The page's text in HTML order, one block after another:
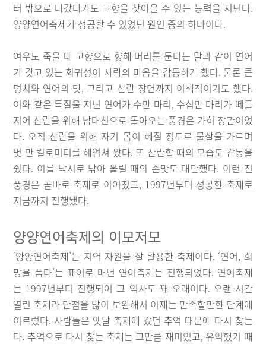
터 밖으로 나갔다가도 고향을 찾아올 수 있는 능력을 지닌다.
양양연어축제가 성공할 수 있었던 원인 중의 하나이다.
여우도 죽을 때 고향으로 향해 머리를 둔다는 말과 같이 연어
가 갖고 있는 회귀성이 사람의 마음을 감동하게 했다. 물론 큰
덩치와 연어의 맛, 그리고 산란 장면까지 이색적이기도 했다.
이와 같은 특질을 지닌 연어가 수만 마리, 수십만 마리가 떼를
지어 산란을 위해 남대천으로 돌아오는 풍경은 가히 장관이었
다. 오직 산란을 위해 자기 몸이 헤질 정도로 물살을 가르며
몇 만 킬로미터를 헤엄쳐 왔다. 또 산란할 때의 모습도 감동을
줬다. 이를 낚시로 낚아 올릴 때의 손맛도 대단했다. 이런 진
풍경은 곧바로 축제로 이어졌고, 1997년부터 성공한 축제로
지금까지 진행됐다.
양양연어축제의 이모저모
‘양양연어축제’는 지역 자원을 잘 활용한 축제이다. ‘연어, 희
망을 품다’는 표어로 매년 연어축제는 진행되었다. 연어축제
는 1997년부터 진행되어 그 역사도 꽤 오래이다. 오랜 시간
열린 축제라 단점을 많이 보완해서 이제는 만족할만한 단계에
이르렀다. 사람들은 옛날 축제에 갔던 추억 때문에 다시 찾는
다. 추억으로 다시 찾는 축제는 그만큼 재미있고, 유익했기 때